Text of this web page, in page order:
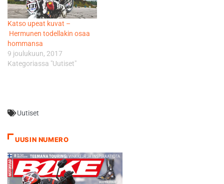
Kyllä se äkkiseltään ihan
hyvältä tuntuu, mutta aika
outoa ajaa, kun ei ole
hirveästi tullut vedettyä
supermotoa,…
Katso upeat kuvat –
Hermunen todellakin osaa
hommansa
9 joulukuun, 2017
Kategoriassa "Uutiset"
Uutiset
UUSIN NUMERO